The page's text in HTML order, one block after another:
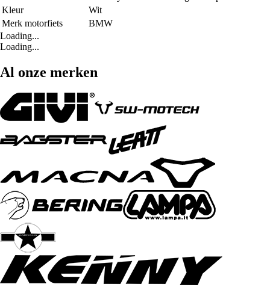
Kleur
Wit
Merk motorfiets
BMW
Loading...
Loading...
Al onze merken